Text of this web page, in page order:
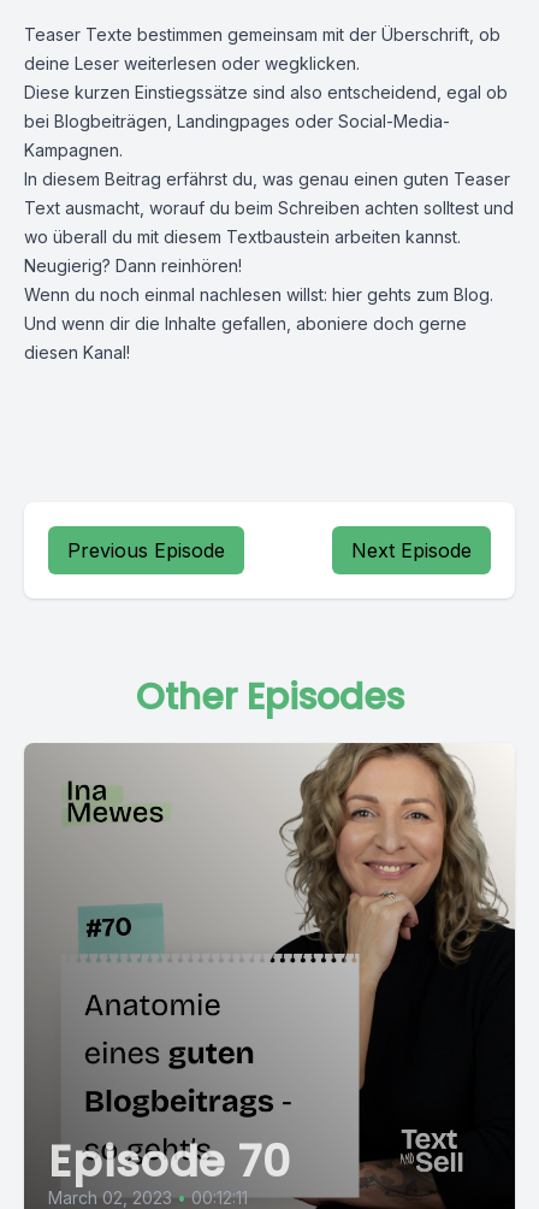
Teaser Texte bestimmen gemeinsam mit der Überschrift, ob
deine Leser weiterlesen oder wegklicken.
Diese kurzen Einstiegssätze sind also entscheidend, egal ob
bei Blogbeiträgen, Landingpages oder Social-Media-
Kampagnen.
In diesem Beitrag erfährst du, was genau einen guten Teaser
Text ausmacht, worauf du beim Schreiben achten solltest und
wo überall du mit diesem Textbaustein arbeiten kannst.
Neugierig? Dann reinhören!
Wenn du noch einmal nachlesen willst: hier gehts zum Blog.
Und wenn dir die Inhalte gefallen, aboniere doch gerne
diesen Kanal!
Previous Episode Next Episode
Other Episodes
Episode 70
March 02, 2023 • 00:12:11